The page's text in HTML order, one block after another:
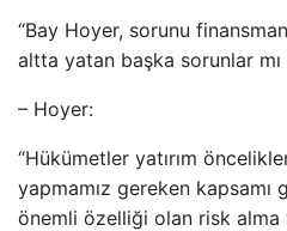
“Bay Hoyer, sorunu
altta yatan başka sorunlar mı
– Hoyer:
“Hükümetler yatırım
yapmamız gereken
önemli özelliği olan risk alma